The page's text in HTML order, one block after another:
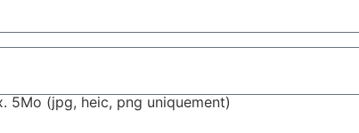
5Mo (jpg, heic, png uniquement)